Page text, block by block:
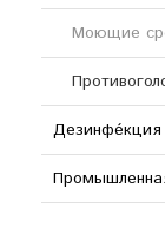
Моющие
Дезинфе́кция